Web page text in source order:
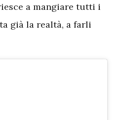
a mangiare tutti i
già la realtà, a farli